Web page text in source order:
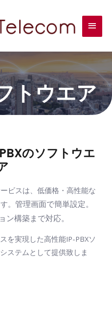
トウエア
のソフトウエ
ビスは、低価格・高性能な
。 管理画面で簡単設定。
ン構築まで対応。
を実現した高性能IP-PBXソ
ステムとして提供致しま